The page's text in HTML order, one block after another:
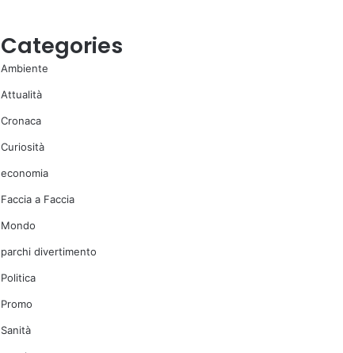
Categories
Ambiente
Attualità
Cronaca
Curiosità
economia
Faccia a Faccia
Mondo
parchi divertimento
Politica
Promo
Sanità